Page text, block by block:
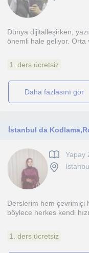
Dünya dijitalleşirken,
önemli hale geliyor. Orta
1. ders ücretsiz
daha fazlasını gör
Yapay
Derslerim hem çevrimiçi
böylece herkes kendi
1. ders ücretsiz